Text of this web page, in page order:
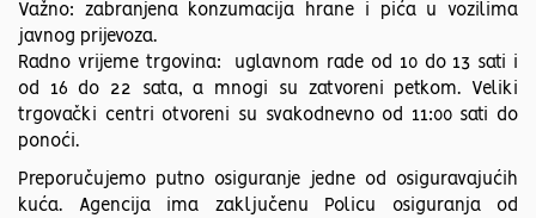
Važno: zabranjena konzumacija hrane i pića u vozilima
javnog prijevoza.
Radno vrijeme trgovina: uglavnom rade od 10 do 13 sati i
od 16 do 22 sata, a mnogi su zatvoreni petkom. Veliki
trgovački centri otvoreni su svakodnevno od 11:00 sati do
ponoći.
Preporučujemo putno osiguranje jedne od osiguravajućih
kuća. Agencija ima zaključenu Policu osiguranja od